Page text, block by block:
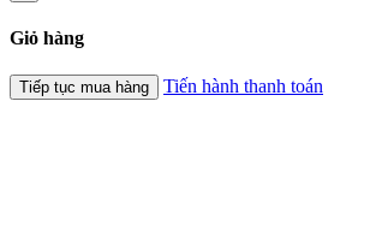
Giỏ hàng
Tiếp tục mua hàng Tiến hành thanh toán